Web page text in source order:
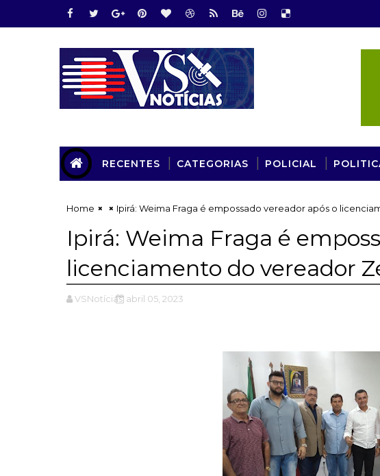
RECENTES CATEGORIAS POLICIAL
Home Ipirá: Weima Fraga é empossado vereador após o
Ipirá: Weima Fraga é
licenciamento do vereador
VSNotícias abril 05, 2023